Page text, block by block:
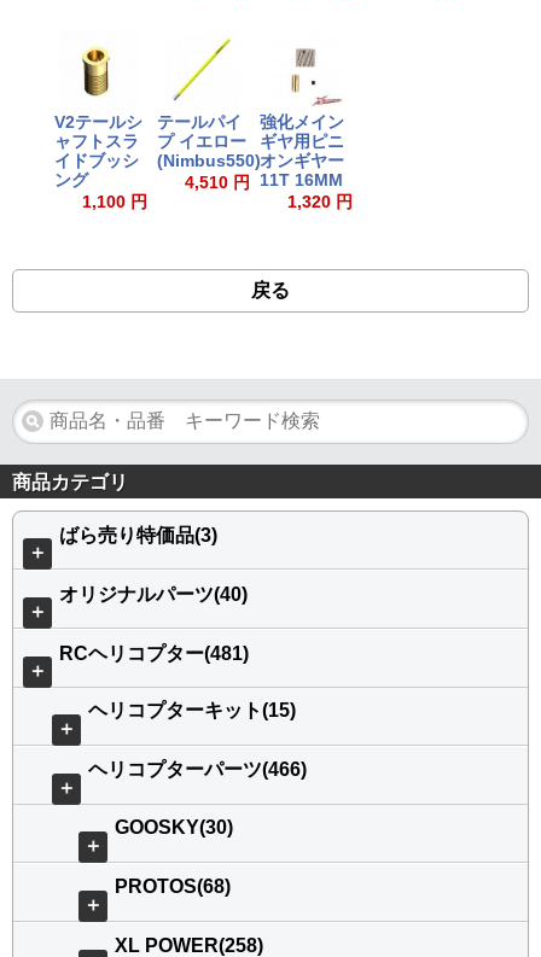
V2テールシ
ャフトスラ
イドブッシ
ング
1,100 円
テールパイ
プ イエロー
(Nimbus550)
4,510 円
強化メイン
ギヤ用ピニ
オンギヤー
11T 16MM
1,320 円
戻る
商品カテゴリ
＋
ばら売り特価品(3)
＋
オリジナルパーツ(40)
＋
RCヘリコプター(481)
＋
ヘリコプターキット(15)
＋
ヘリコプターパーツ(466)
＋
GOOSKY(30)
＋
PROTOS(68)
XL POWER(258)